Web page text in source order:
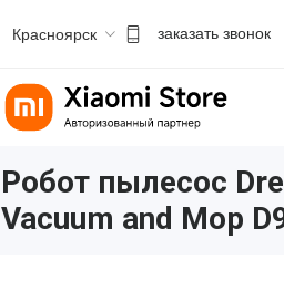
Красноярск заказать звонок
Робот пылесос
Vacuum and Mop